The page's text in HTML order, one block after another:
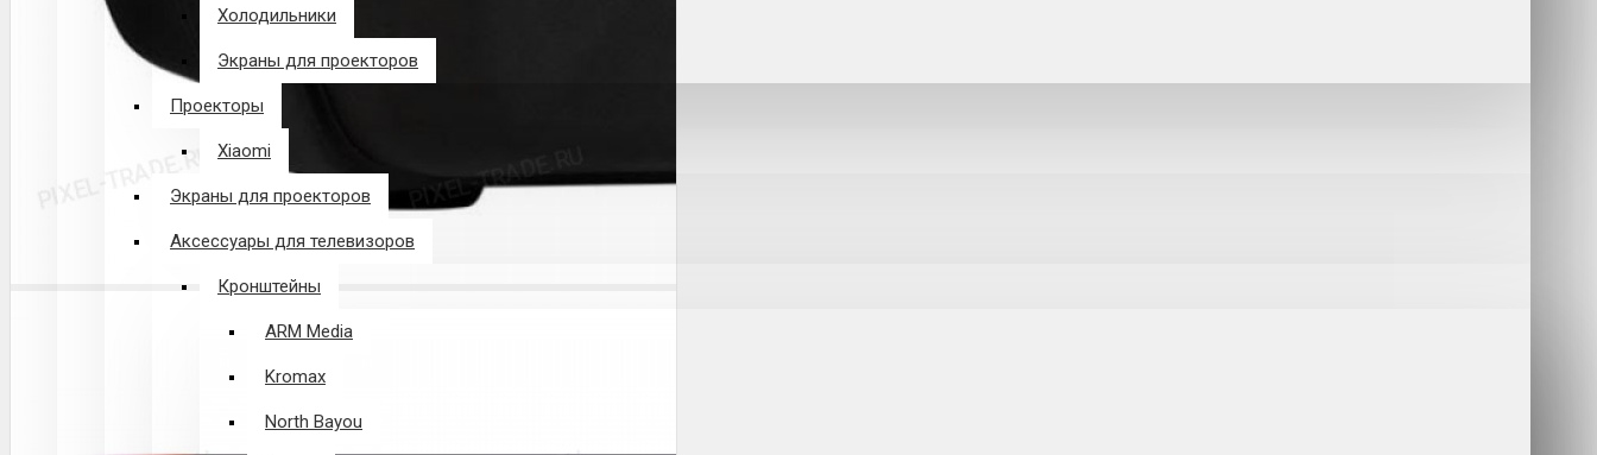
Холодильники
Экраны для проекторов
Проекторы
Xiaomi
Экраны для проекторов
Аксессуары для телевизоров
Кронштейны
ARM Media
Kromax
North Bayou